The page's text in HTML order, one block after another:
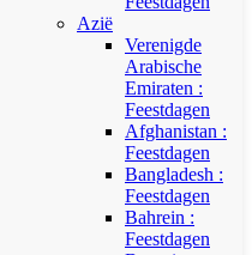
Azië
Verenigde
Arabische
Emiraten :
Feestdagen
Afghanistan :
Feestdagen
Bangladesh :
Feestdagen
Bahrein :
Feestdagen